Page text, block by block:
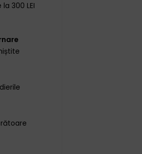
300 LEI